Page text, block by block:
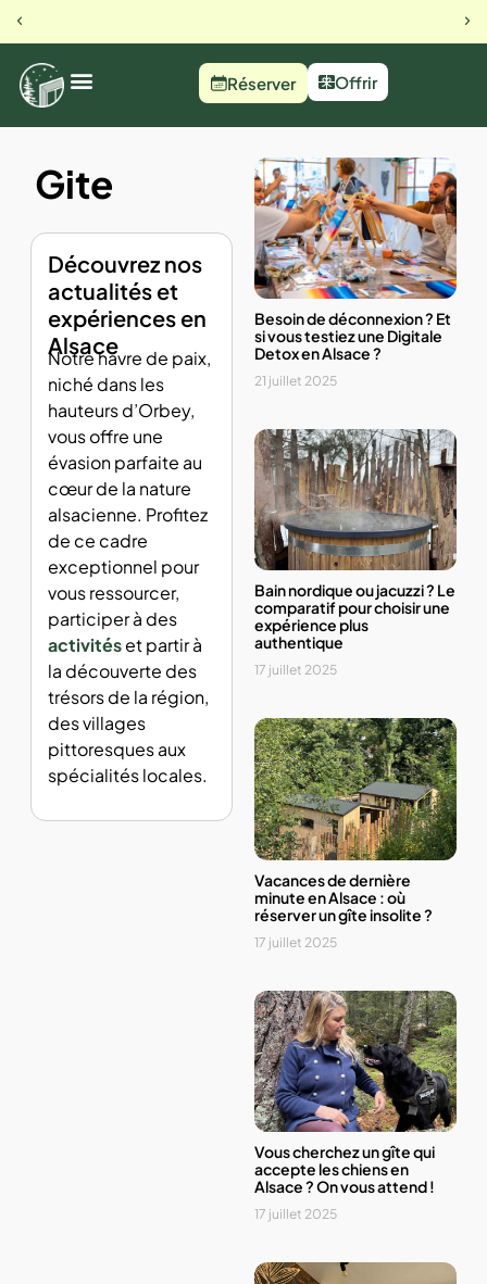
23 rue du busset, Orbey
Réserver Offrir
Gite
Découvrez nos
actualités et
expériences en
Alsace
Notre havre de paix,
niché dans les
hauteurs d’Orbey,
vous offre une
évasion parfaite au
cœur de la nature
alsacienne. Profitez
de ce cadre
exceptionnel pour
vous ressourcer,
participer à des
activitéset partir à
la découverte des
trésors de la région,
des villages
pittoresques aux
spécialités locales.
Besoin de déconnexion ? Et
si vous testiez une Digitale
Detox en Alsace ?
21 juillet 2025
Bain nordique ou jacuzzi ? Le
comparatif pour choisir une
expérience plus
authentique
17 juillet 2025
Vacances de dernière
minute en Alsace : où
réserver un gîte insolite ?
17 juillet 2025
Vous cherchez un gîte qui
accepte les chiens en
Alsace ? On vous attend !
17 juillet 2025